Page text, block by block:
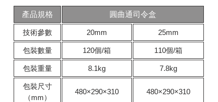
產品規格 圓曲通司令盒
技術參數 20mm 25mm
包裝數量 120個/箱 110個/箱
包裝重量 8.1kg 7.8kg
包裝尺寸
（mm）
480×290×310 480×290×310